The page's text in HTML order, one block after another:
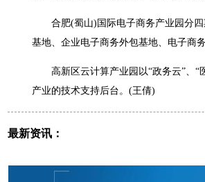
合肥(蜀山)国际电子商务产业园分四
基地、企业电子商务外包基地、电子商
高新区云计算产业园以“政务云”、“
产业的技术支持后台。(王倩)
最新资讯：